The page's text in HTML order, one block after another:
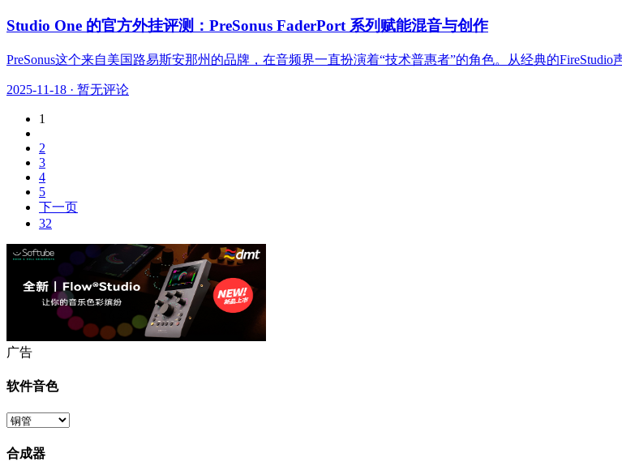
Studio One 的官方外挂评测：PreSonus FaderPort 系列赋能混音与创作
PreSonus这个来自美国路易斯安那州的品牌，在音频界一直扮演着“技术普惠者”的角色。从经典的
2025-11-18 · 暂无评论
1
2
3
4
5
下一页
32
广告
软件音色
合成器